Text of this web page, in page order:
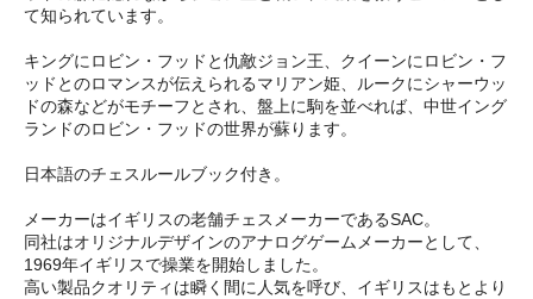
て知られています。
キングにロビン・フッドと仇敵ジョン王、クイーンにロビン・フ
ッドとのロマンスが伝えられるマリアン姫、ルークにシャーウッ
ドの森などがモチーフとされ、盤上に駒を並べれば、中世イング
ランドのロビン・フッドの世界が蘇ります。
日本語のチェスルールブック付き。
メーカーはイギリスの老舗チェスメーカーであるSAC。
同社はオリジナルデザインのアナログゲームメーカーとして、
1969年イギリスで操業を開始しました。
高い製品クオリティは瞬く間に人気を呼び、イギリスはもとより